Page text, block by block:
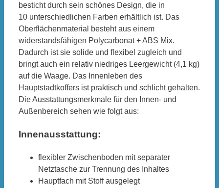
besticht durch sein schönes Design, die in
10 unterschiedlichen Farben erhältlich ist. Das
Oberflächenmaterial besteht aus einem
widerstandsfähigen Polycarbonat + ABS Mix.
Dadurch ist sie solide und flexibel zugleich und
bringt auch ein relativ niedriges Leergewicht (4,1 kg)
auf die Waage. Das Innenleben des
Hauptstadtkoffers ist praktisch und schlicht gehalten.
Die Ausstattungsmerkmale für den Innen- und
Außenbereich sehen wie folgt aus:
Innenausstattung:
flexibler Zwischenboden mit separater
Netztasche zur Trennung des Inhaltes
Hauptfach mit Stoff ausgelegt